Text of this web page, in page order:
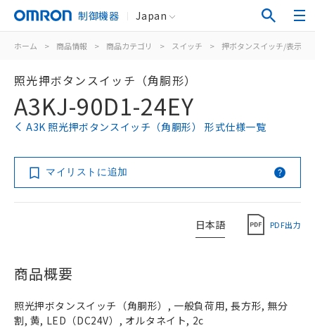
制御機器 Japan
ホーム > 商品情報 > 商品カテゴリ > スイッチ > 押ボタンスイッチ/表示灯
照光押ボタンスイッチ（角胴形）
A3KJ-90D1-24EY
A3K 照光押ボタンスイッチ（角胴形） 形式仕様一覧
マイリストに追加
日本語 PDF出力
商品概要
照光押ボタンスイッチ（角胴形）, 一般負荷用, 長方形, 無分
割, 黄, LED（DC24V）, オルタネイト, 2c